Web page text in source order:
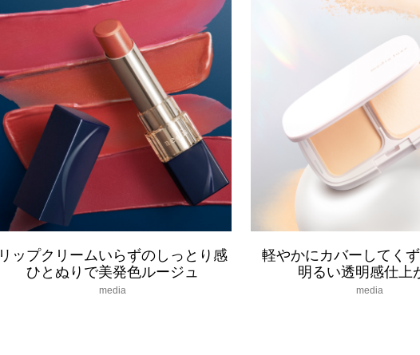
リップクリームいらずのしっとり感
ひとぬりで美発色ルージュ
media
軽やかにカバーしてく
明るい透明感仕上
media